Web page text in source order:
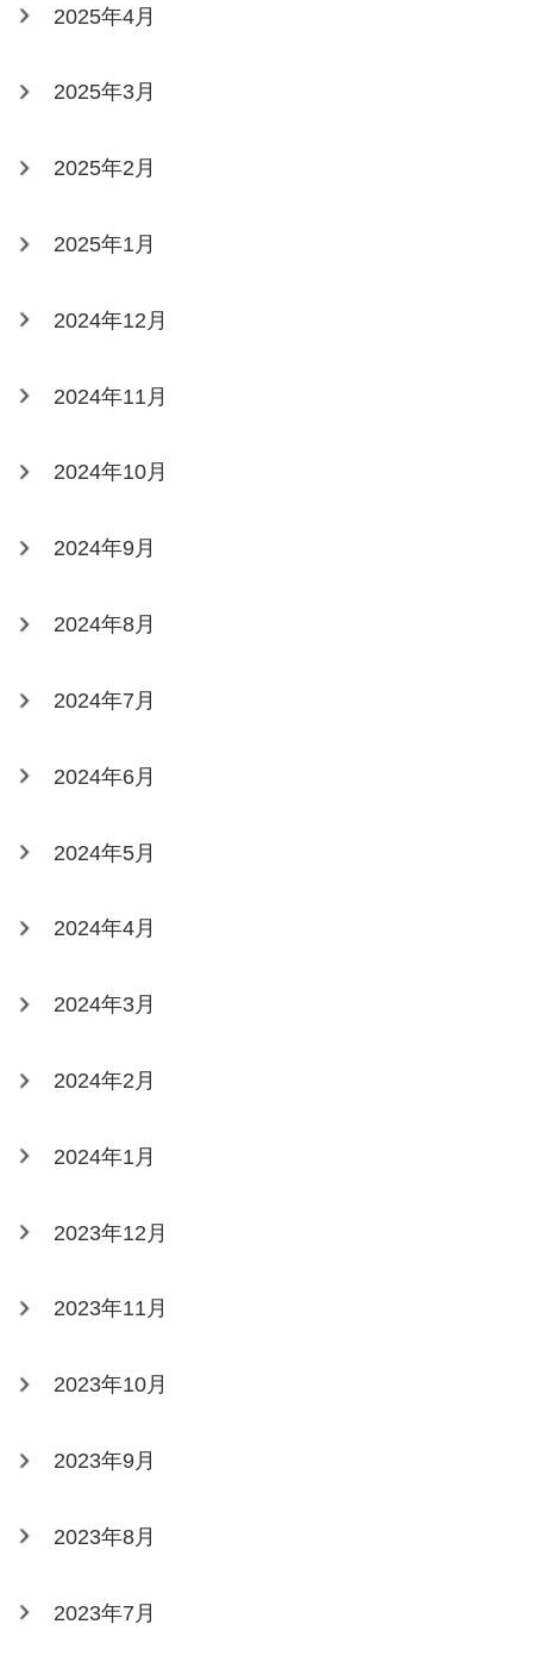
2025年4月
2025年3月
2025年2月
2025年1月
2024年12月
2024年11月
2024年10月
2024年9月
2024年8月
2024年7月
2024年6月
2024年5月
2024年4月
2024年3月
2024年2月
2024年1月
2023年12月
2023年11月
2023年10月
2023年9月
2023年8月
2023年7月